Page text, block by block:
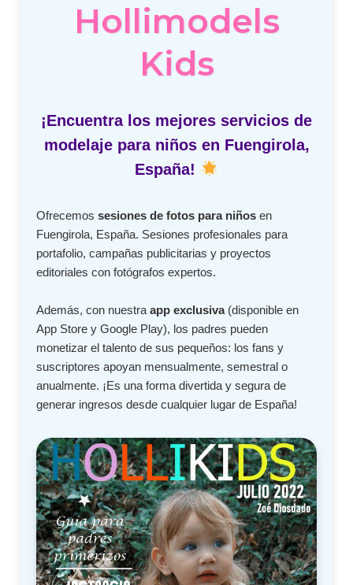
Hollimodels
Kids
¡Encuentra los mejores servicios de
modelaje para niños en Fuengirola,
España!
Ofrecemossesiones de fotos para niños en
Fuengirola, España. Sesiones profesionales para
portafolio, campañas publicitarias y proyectos
editoriales con fotógrafos expertos.
Además, con nuestraapp exclusiva(disponible en
App Store y Google Play), los padres pueden
monetizar el talento de sus pequeños: los fans y
suscriptores apoyan mensualmente, semestral o
anualmente. ¡Es una forma divertida y segura de
generar ingresos desde cualquier lugar de España!